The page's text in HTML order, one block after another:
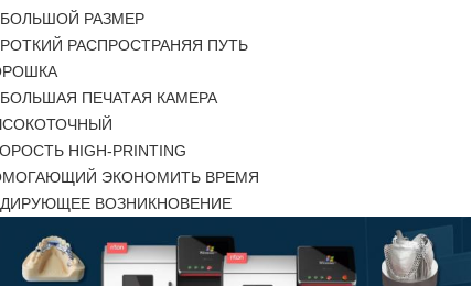
РАЗМЕР
РАСПРОСТРАНЯЯ ПУТЬ
ПЕЧАТАЯ КАМЕРА
HIGH-PRINTING
ЭКОНОМИТЬ ВРЕМЯ
ВОЗНИКНОВЕНИЕ